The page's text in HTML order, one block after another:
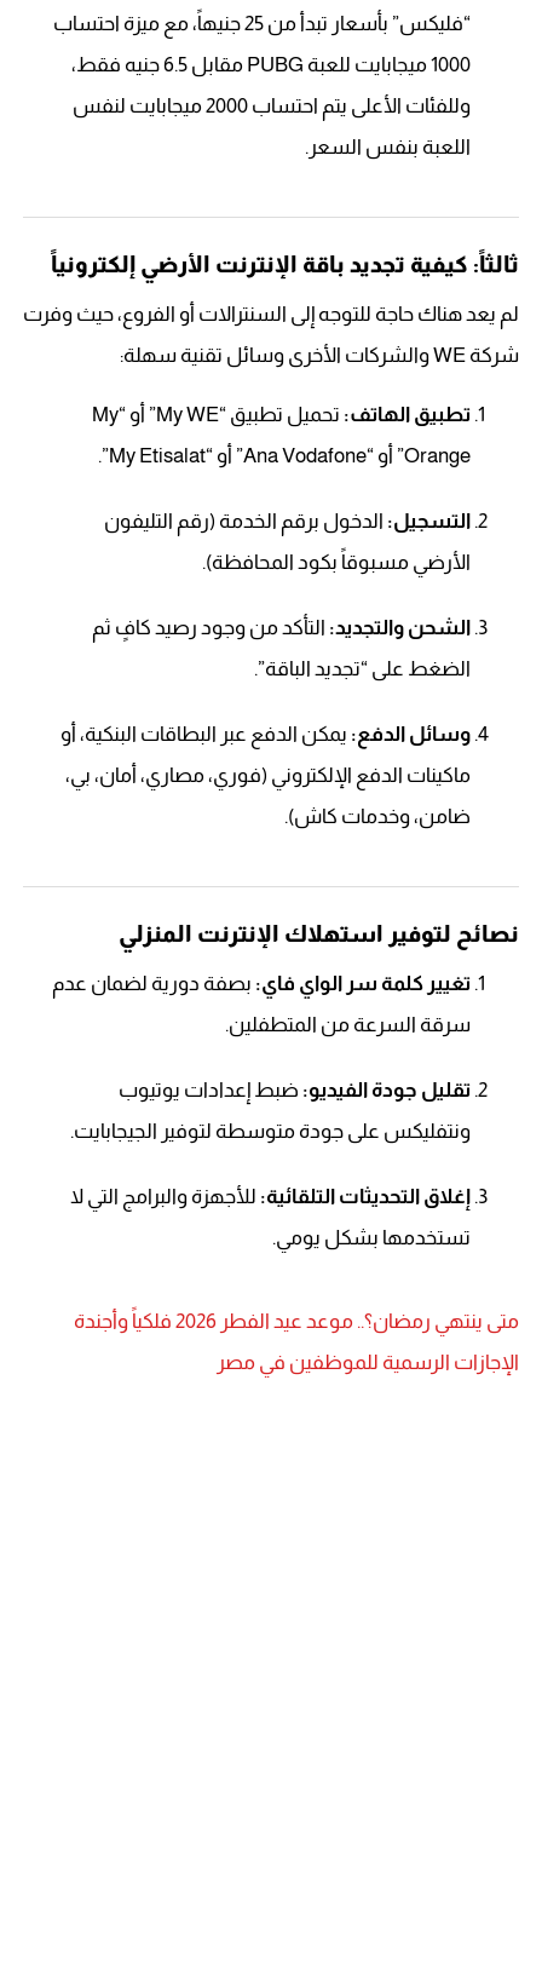
“فليكس” بأسعار تبدأ من 25 جنيهاً، مع ميزة احتساب
1000 ميجابايت للعبة PUBG مقابل 6.5 جنيه فقط،
وللفئات الأعلى يتم احتساب 2000 ميجابايت لنفس
اللعبة بنفس السعر.
ثالثاً: كيفية تجديد باقة الإنترنت الأرضي إلكترونياً
لم يعد هناك حاجة للتوجه إلى السنترالات أو الفروع، حيث وفرت
شركة WE والشركات الأخرى وسائل تقنية سهلة:
تطبيق الهاتف:
تحميل تطبيق “My WE” أو “My
Orange” أو “Ana Vodafone” أو “My Etisalat”.
التسجيل: الدخول برقم الخدمة (رقم التليفون
الأرضي مسبوقاً بكود المحافظة).
الشحن والتجديد: التأكد من وجود رصيد كافٍ ثم
الضغط على “تجديد الباقة”.
وسائل الدفع: يمكن الدفع عبر البطاقات البنكية، أو
ماكينات الدفع الإلكتروني (فوري، مصاري، أمان، بي،
ضامن، وخدمات كاش).
نصائح لتوفير استهلاك الإنترنت المنزلي
تغيير كلمة سر الواي فاي: بصفة دورية لضمان عدم
سرقة السرعة من المتطفلين.
تقليل جودة الفيديو: ضبط إعدادات يوتيوب
ونتفليكس على جودة متوسطة لتوفير الجيجابايت.
إغلاق التحديثات التلقائية: للأجهزة والبرامج التي لا
تستخدمها بشكل يومي.
متى ينتهي رمضان؟.. موعد عيد الفطر 2026 فلكياً وأجندة
الإجازات الرسمية للموظفين في مصر